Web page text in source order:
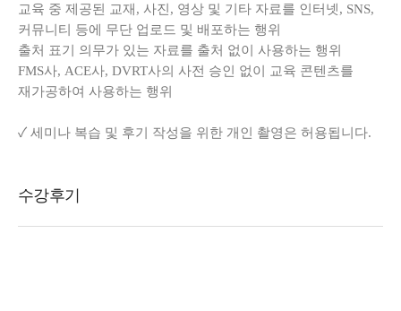
교육 중 제공된 교재, 사진, 영상 및 기타 자료를 인터넷, SNS,
커뮤니티 등에 무단 업로드 및 배포하는 행위
출처 표기 의무가 있는 자료를 출처 없이 사용하는 행위
FMS사, ACE사, DVRT사의 사전 승인 없이 교육 콘텐츠를
재가공하여 사용하는 행위
✓ 세미나 복습 및 후기 작성을 위한 개인 촬영은 허용됩니다.